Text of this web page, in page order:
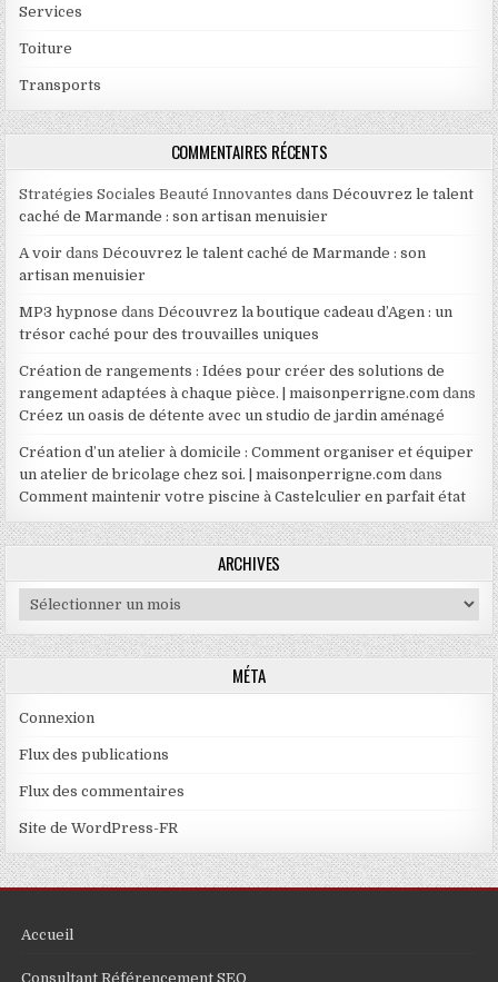
Services
Toiture
Transports
COMMENTAIRES RÉCENTS
Stratégies Sociales Beauté Innovantes dansDécouvrez le talent
caché de Marmande : son artisan menuisier
A voir dansDécouvrez le talent caché de Marmande : son
artisan menuisier
MP3 hypnose dansDécouvrez la boutique cadeau d’Agen : un
trésor caché pour des trouvailles uniques
Création de rangements : Idées pour créer des solutions de
rangement adaptées à chaque pièce. | maisonperrigne.com dans
Créez un oasis de détente avec un studio de jardin aménagé
Création d’un atelier à domicile : Comment organiser et équiper
un atelier de bricolage chez soi. | maisonperrigne.com dans
Comment maintenir votre piscine à Castelculier en parfait état
ARCHIVES
Archives
MÉTA
Connexion
Flux des publications
Flux des commentaires
Site de WordPress-FR
Accueil
Consultant Référencement SEO